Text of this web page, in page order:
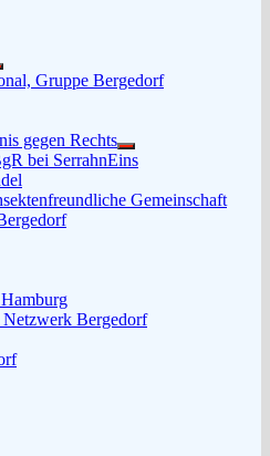
Gruppe Bergedorf
gegen Rechts
Untermenü
anzeigen
bei SerrahnEins
Gemeinschaft
Netzwerk Bergedorf